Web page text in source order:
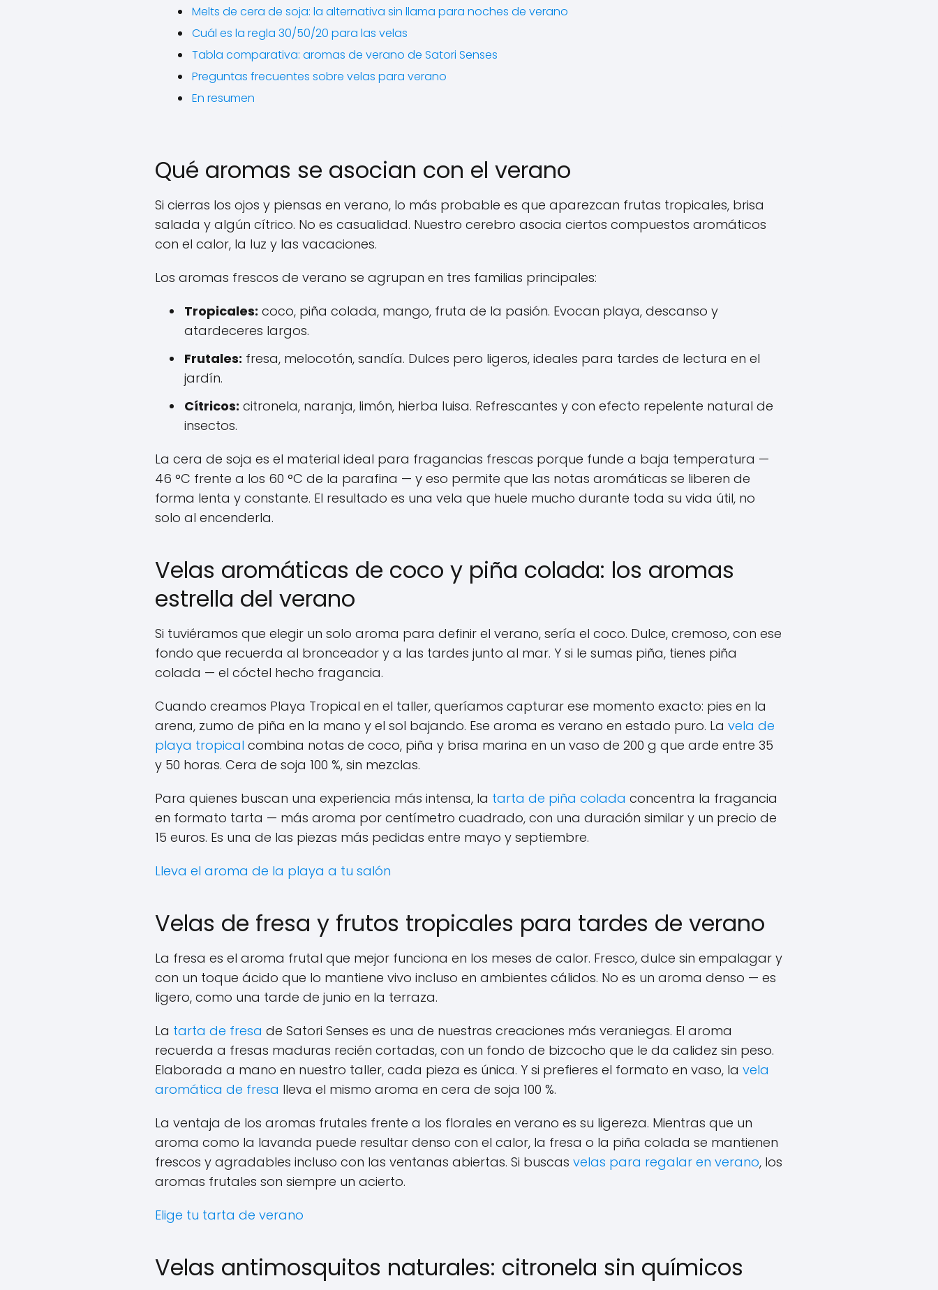
Melts de cera de soja: la alternativa sin llama para noches de verano
Cuál es la regla 30/50/20 para las velas
Tabla comparativa: aromas de verano de Satori Senses
Preguntas frecuentes sobre velas para verano
En resumen
Qué aromas se asocian con el verano
Si cierras los ojos y piensas en verano, lo más probable es que aparezcan frutas tropicales, brisa
salada y algún cítrico. No es casualidad. Nuestro cerebro asocia ciertos compuestos aromáticos
con el calor, la luz y las vacaciones.
Los aromas frescos de verano se agrupan en tres familias principales:
Tropicales: coco, piña colada, mango, fruta de la pasión. Evocan playa, descanso y
atardeceres largos.
Frutales: fresa, melocotón, sandía. Dulces pero ligeros, ideales para tardes de lectura en el
jardín.
Cítricos: citronela, naranja, limón, hierba luisa. Refrescantes y con efecto repelente natural de
insectos.
La cera de soja es el material ideal para fragancias frescas porque funde a baja temperatura —
46 °C frente a los 60 °C de la parafina — y eso permite que las notas aromáticas se liberen de
forma lenta y constante. El resultado es una vela que huele mucho durante toda su vida útil, no
solo al encenderla.
Velas aromáticas de coco y piña colada: los aromas
estrella del verano
Si tuviéramos que elegir un solo aroma para definir el verano, sería el coco. Dulce, cremoso, con ese
fondo que recuerda al bronceador y a las tardes junto al mar. Y si le sumas piña, tienes piña
colada — el cóctel hecho fragancia.
Cuando creamos Playa Tropical en el taller, queríamos capturar ese momento exacto: pies en la
arena, zumo de piña en la mano y el sol bajando. Ese aroma es verano en estado puro. La vela de
playa tropical combina notas de coco, piña y brisa marina en un vaso de 200 g que arde entre 35
y 50 horas. Cera de soja 100 %, sin mezclas.
Para quienes buscan una experiencia más intensa, la tarta de piña colada concentra la fragancia
en formato tarta — más aroma por centímetro cuadrado, con una duración similar y un precio de
15 euros. Es una de las piezas más pedidas entre mayo y septiembre.
Lleva el aroma de la playa a tu salón
Velas de fresa y frutos tropicales para tardes de verano
La fresa es el aroma frutal que mejor funciona en los meses de calor. Fresco, dulce sin empalagar y
con un toque ácido que lo mantiene vivo incluso en ambientes cálidos. No es un aroma denso — es
ligero, como una tarde de junio en la terraza.
La tarta de fresa de Satori Senses es una de nuestras creaciones más veraniegas. El aroma
recuerda a fresas maduras recién cortadas, con un fondo de bizcocho que le da calidez sin peso.
Elaborada a mano en nuestro taller, cada pieza es única. Y si prefieres el formato en vaso, la vela
aromática de fresa lleva el mismo aroma en cera de soja 100 %.
La ventaja de los aromas frutales frente a los florales en verano es su ligereza. Mientras que un
aroma como la lavanda puede resultar denso con el calor, la fresa o la piña colada se mantienen
frescos y agradables incluso con las ventanas abiertas. Si buscas velas para regalar en verano, los
aromas frutales son siempre un acierto.
Elige tu tarta de verano
Velas antimosquitos naturales: citronela sin químicos